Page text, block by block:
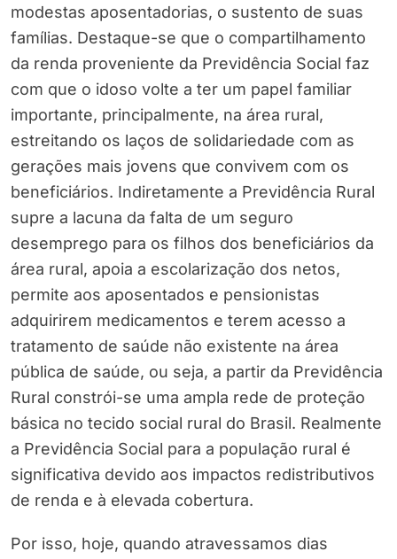
modestas aposentadorias, o sustento de suas
famílias. Destaque-se que o compartilhamento
da renda proveniente da Previdência Social faz
com que o idoso volte a ter um papel familiar
importante, principalmente, na área rural,
estreitando os laços de solidariedade com as
gerações mais jovens que convivem com os
beneficiários. Indiretamente a Previdência Rural
supre a lacuna da falta de um seguro
desemprego para os filhos dos beneficiários da
área rural, apoia a escolarização dos netos,
permite aos aposentados e pensionistas
adquirirem medicamentos e terem acesso a
tratamento de saúde não existente na área
pública de saúde, ou seja, a partir da Previdência
Rural constrói-se uma ampla rede de proteção
básica no tecido social rural do Brasil. Realmente
a Previdência Social para a população rural é
significativa devido aos impactos redistributivos
de renda e à elevada cobertura.
Por isso, hoje, quando atravessamos dias